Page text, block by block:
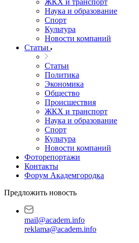
ЖКХ и транспорт
Наука и образование
Спорт
Культура
Новости компаний
Статьи
Статьи
Политика
Экономика
Общество
Происшествия
ЖКХ и транспорт
Наука и образование
Спорт
Культура
Новости компаний
Фоторепортажи
Контакты
Форум Академгородка
Предложить новость
mail@academ.info
reklama@academ.info